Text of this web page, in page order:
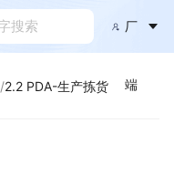
厂
端
/2.2 PDA-生产拣货